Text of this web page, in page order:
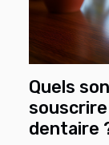
Quels
dentaire